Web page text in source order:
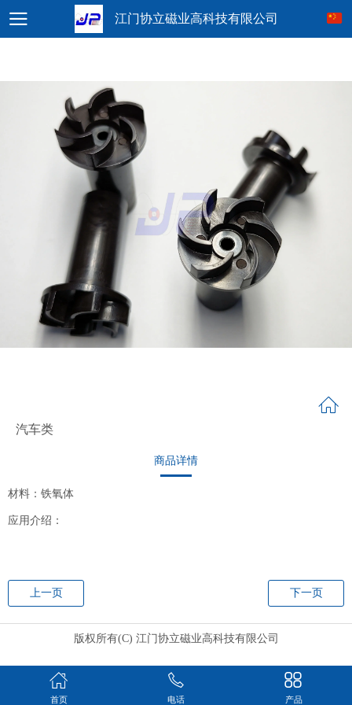
江门协立磁业高科技有限公司
汽车类
商品详情
材料：铁氧体
应用介绍：
上一页 下一页
版权所有(C) 江门协立磁业高科技有限公司
首页 电话 产品